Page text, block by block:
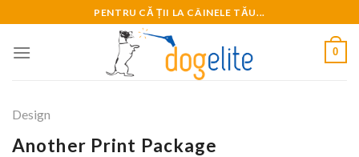
to
content
PENTRU CĂ ȚII LA CÂINELE TĂU...
0
Design
Another Print Package